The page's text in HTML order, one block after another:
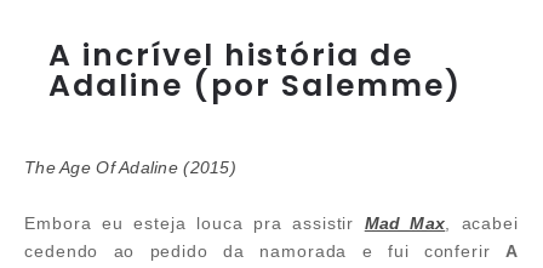
A incrível história de
Adaline (por Salemme)
The Age Of Adaline (2015)
Embora eu esteja louca pra assistir Mad Max , acabei
cedendo ao pedido da namorada e fui conferir A